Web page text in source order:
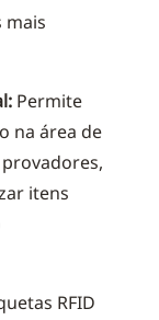
mais
Permite
na área de
itens
RFID